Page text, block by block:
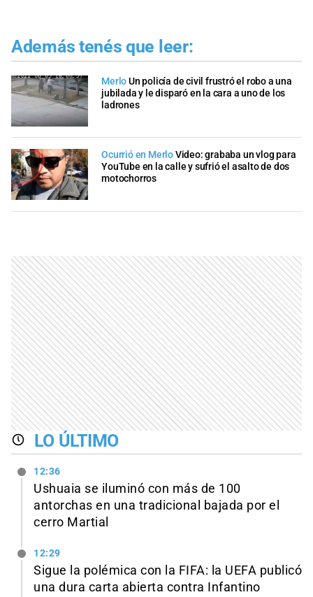
Además tenés que leer:
MerloUn policía de civil frustró el robo a una
jubilada y le disparó en la cara a uno de los
ladrones
Ocurrió en MerloVideo: grababa un vlog para
YouTube en la calle y sufrió el asalto de dos
motochorros
LO ÚLTIMO
12:36
Ushuaia se iluminó con más de 100
antorchas en una tradicional bajada por el
cerro Martial
12:29
Sigue la polémica con la FIFA: la UEFA publicó
una dura carta abierta contra Infantino